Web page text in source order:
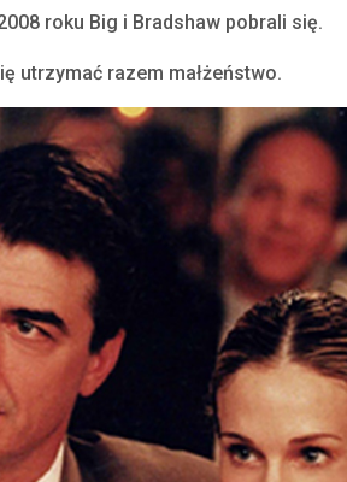
roku Big i Bradshaw pobrali się.
utrzymać razem małżeństwo.